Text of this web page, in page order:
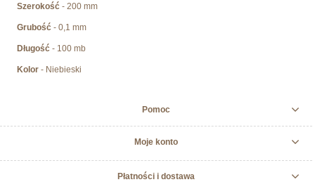
Szerokość - 200 mm
Grubość - 0,1 mm
Długość - 100 mb
Kolor - Niebieski
Pomoc
Moje konto
Płatności i dostawa